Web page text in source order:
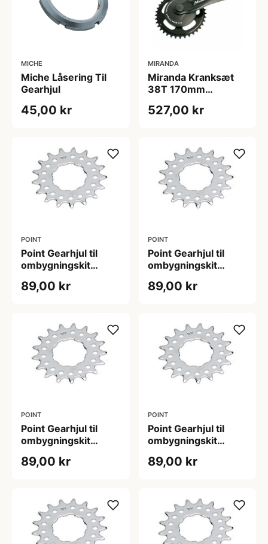
MICHE
Miche Låsering Til
Gearhjul
45,00 kr
MIRANDA
Miranda Kranksæt
38T 170mm
527,00 kr
POINT
Point Gearhjul til
ombygningskit
tænder: 12)
89,00 kr
POINT
Point Gearhjul til
ombygningskit
tænder: 13)
89,00 kr
POINT
Point Gearhjul til
ombygningskit
tænder: 14)
89,00 kr
POINT
Point Gearhjul til
ombygningskit
tænder: 15)
89,00 kr